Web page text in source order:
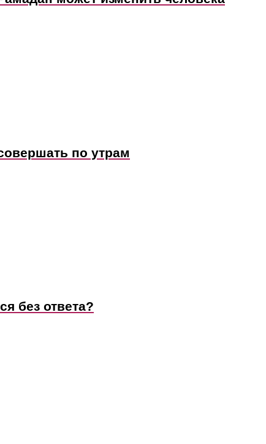
по утрам
без ответа?